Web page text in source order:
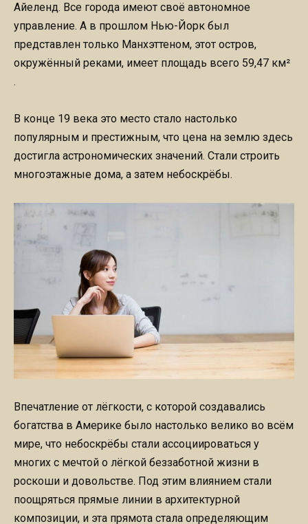
Айеленд. Все города имеют своё автономное
управление. А в прошлом Нью-Йорк был
представлен только Манхэттеном, этот остров,
окружённый реками, имеет площадь всего 59,47 км²
.
В конце 19 века это место стало настолько
популярным и престижным, что цена на землю здесь
достигла астрономических значений. Стали строить
многоэтажные дома, а затем небоскрёбы.
Впечатление от лёгкости, с которой создавались
богатства в Америке было настолько велико во всём
мире, что небоскрёбы стали ассоциироваться у
многих с мечтой о лёгкой беззаботной жизни в
роскоши и довольстве. Под этим влиянием стали
поощряться прямые линии в архитектурной
композиции, и эта прямота стала определяющим